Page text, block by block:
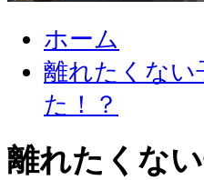
ホーム
離れたくない
た！？
離れたくな